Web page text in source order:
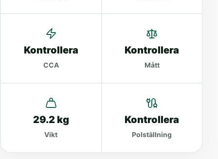
Kontrollera
CCA
Kontrollera
Mått
29.2 kg
Vikt
Kontrollera
Polställning